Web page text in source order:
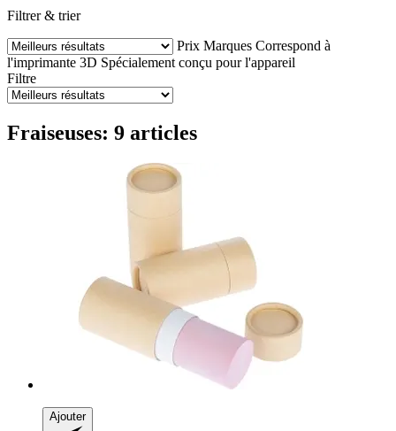
Filtrer & trier
Prix Marques Correspond à
l'imprimante 3D Spécialement conçu pour l'appareil
Filtre
Fraiseuses: 9 articles
Ajouter